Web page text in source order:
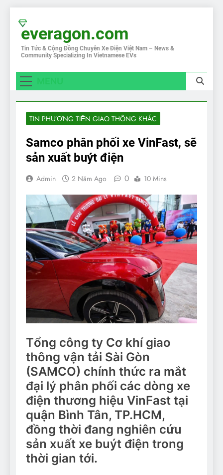
content
everagon.com
Tin Tức & Cộng Đồng Chuyên Xe Điện Việt Nam – News &
Community Specializing In Vietnamese EVs
TIN PHƯƠNG TIỆN GIAO THÔNG KHÁC
Samco phân phối xe VinFast, sẽ
sản xuất buýt điện
Admin 2 Năm Ago 0 10 Mins
Tổng công ty Cơ khí giao
thông vận tải Sài Gòn
(SAMCO) chính thức ra mắt
đại lý phân phối các dòng xe
điện thương hiệu VinFast tại
quận Bình Tân, TP.HCM,
đồng thời đang nghiên cứu
sản xuất xe buýt điện trong
thời gian tới.